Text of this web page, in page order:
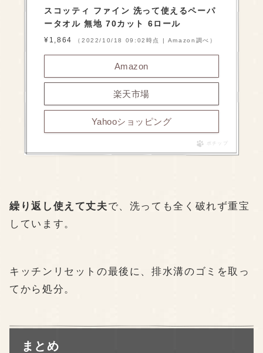
スコッティ ファイン 洗って使えるペーパ
ータオル 無地 70カット 6ロール
¥1,864 （2022/10/18 09:02時点 | Amazon調べ）
Amazon
楽天市場
Yahooショッピング
ポチップ
繰り返し使えて丈夫で、洗っても全く破れず重宝
しています。
キッチンリセットの最後に、排水溝のゴミを取っ
てから処分。
まとめ